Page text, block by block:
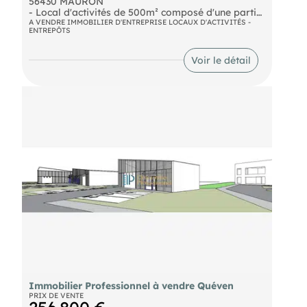
- Local d'activités de 500m² composé d'une partie
bureau/accueil, de plusieurs ateliers, d'un entrepôt
avec porte sectionnelle, sanitaires et un box de
stationnement à l'avant et une cour close à
l'arrière. Charpente métallique, toiture fibro et bac
A VENDRE IMMOBILIER D'ENTREPRISE LOCAUX D'ACTIVITÉS -
ENTREPÔTS
Voir le détail
Immobilier Professionnel à vendre Quéven
PRIX DE VENTE